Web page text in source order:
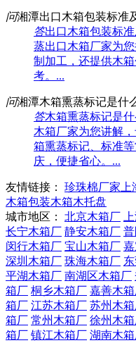
问湘潭出口木箱包装标准
答出口木箱包装标
蒸出口木箱厂家为
制加工，还提供木
考。...
问湘潭木箱熏蒸标记是什
答木箱熏蒸标记是
木箱厂家为您讲解
箱熏蒸标记、标准
庆，便捷省心。...
友情链接： 珍珠棉厂家
木箱包装木箱木托盘
城市地区：
北京木箱厂
长宁木箱厂 静安木箱厂
闵行木箱厂 宝山木箱厂
深圳木箱厂 珠海木箱厂
平湖木箱厂 南湖区木箱厂
箱厂 桐乡木箱厂 嘉善木
箱厂 江苏木箱厂 苏州木
箱厂 常州木箱厂 徐州木
箱厂 镇江木箱厂 湖南木